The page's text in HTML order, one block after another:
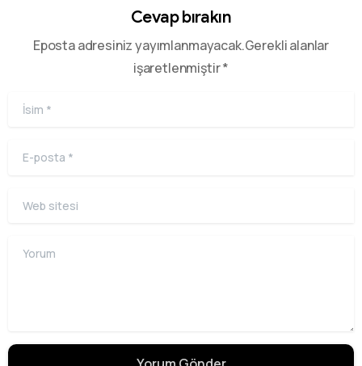
Cevap bırakın
Eposta adresiniz yayımlanmayacak.Gerekli alanlar
işaretlenmiştir *
İsim
E-posta *
Web sitesi
Yorum